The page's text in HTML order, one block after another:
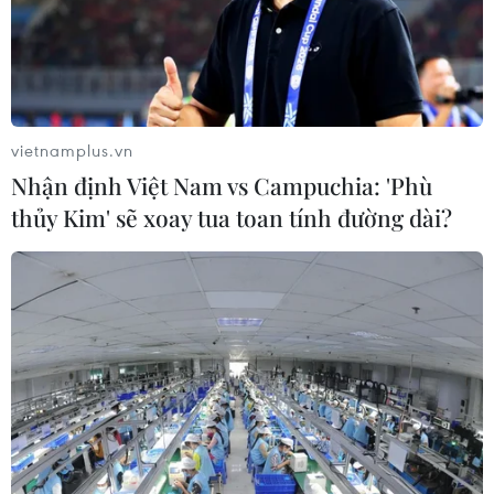
Khởi tố ca sĩ và giám đốc công ty giải
trí vì xâm phạm bản quyền trên
YouTube
05/08/2026 09:22
Tiếp nhận 47 công dân Việt Nam bị
Hoa Kỳ trục xuất về nước
05/08/2026 07:38
Đồng Nai phát hiện 7 cơ sở nuôi lợn
"vỗ béo" sử dụng chất cấm
05/08/2026 04:59
vietnamplus.vn
Nhận định Việt Nam vs Campuchia: 'Phù
thủy Kim' sẽ xoay tua toan tính đường dài?